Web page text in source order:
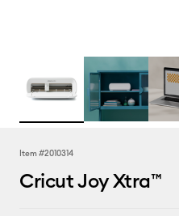
Item #2010314
Cricut Joy Xtra™